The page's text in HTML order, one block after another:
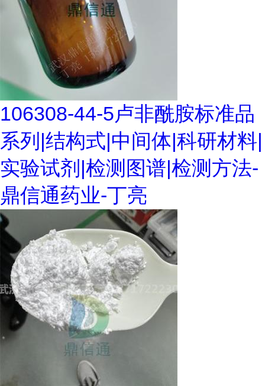
106308-44-5卢非酰胺标准品
系列|结构式|中间体|科研材料|
实验试剂|检测图谱|检测方法-
鼎信通药业-丁亮